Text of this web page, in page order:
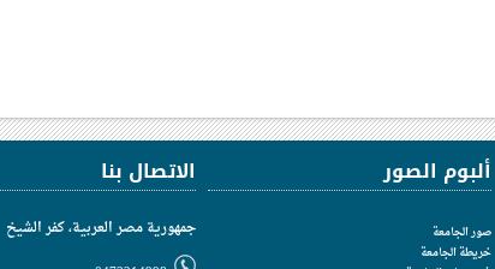
الاتصال بنا ألبوم الصور
جمهورية مصر العربية، كفر الشيخ
صور الجامعة
خريطة الجامعة